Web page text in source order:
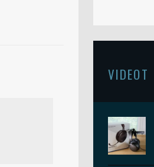
VIDEOT